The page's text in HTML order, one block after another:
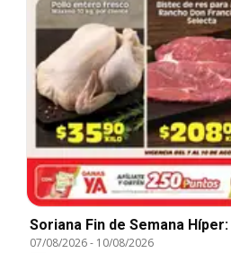
Soriana Fin de Semana
07/08/2026- 10/08/2026